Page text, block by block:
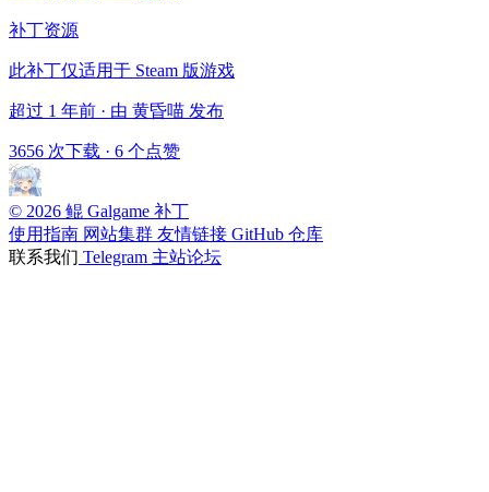
补丁资源
此补丁仅适用于 Steam 版游戏
超过 1 年前 · 由 黄昏喵 发布
3656 次下载 · 6 个点赞
© 2026 鲲 Galgame 补丁
使用指南 网站集群 友情链接 GitHub 仓库
联系我们 Telegram 主站论坛